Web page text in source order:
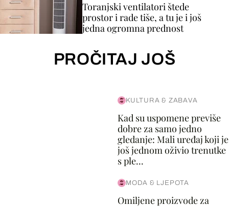
Toranjski ventilatori štede
prostor i rade tiše, a tu je i još
jedna ogromna prednost
PROČITAJ JOŠ
KULTURA & ZABAVA
Kad su uspomene previše
dobre za samo jedno
gledanje: Mali uređaj koji je
još jednom oživio trenutke
s ple...
MODA & LJEPOTA
Omiljene proizvode za